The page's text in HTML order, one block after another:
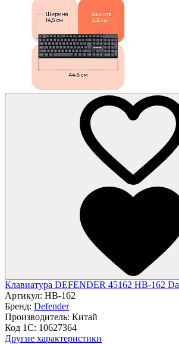
Клавиатура DEFENDER 45162 HB-162
Артикул: HB-162
Бренд: Defender
Производитель: Китай
Код 1С: 10627364
Другие характеристики